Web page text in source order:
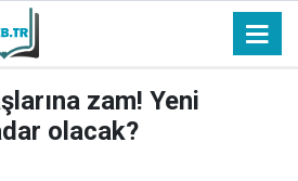
zam! Yeni
olacak?